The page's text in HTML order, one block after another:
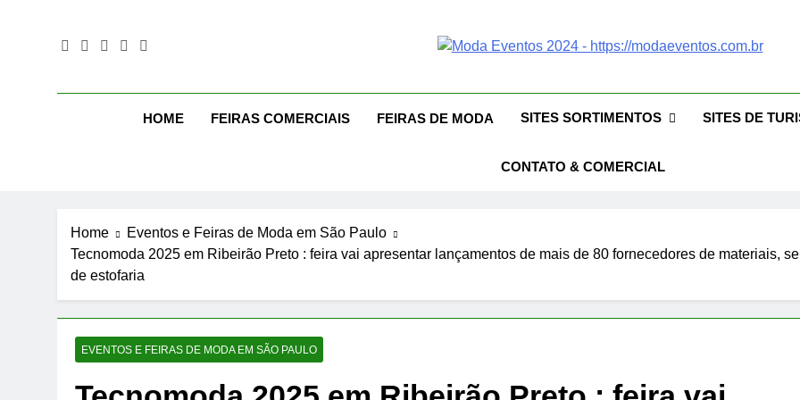
Feiras De
Eventos 2026 – Feiras De Moda Calçados
HOME
FEIRAS COMERCIAIS FEIRAS DE MODA SITES SORTIMENTOS SITES DE
CONTATO & COMERCIAL
Home
Eventos e Feiras de Moda em São Paulo
Tecnomoda 2025 em Ribeirão Preto : feira vai apresentar lançamentos de mais de 80 fornecedores de materiais,
de estofaria
EVENTOS E FEIRAS DE MODA EM SÃO PAULO